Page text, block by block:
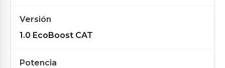
Versión
1.0 EcoBoost CAT
Potencia